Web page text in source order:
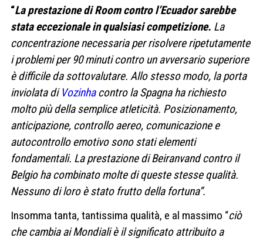
“La prestazione di Room contro l’Ecuador sarebbe
stata eccezionale in qualsiasi competizione. La
concentrazione necessaria per risolvere ripetutamente
i problemi per 90 minuti contro un avversario superiore
è difficile da sottovalutare. Allo stesso modo, la porta
inviolata diVozinhacontro la Spagna ha richiesto
molto più della semplice atleticità. Posizionamento,
anticipazione, controllo aereo, comunicazione e
autocontrollo emotivo sono stati elementi
fondamentali. La prestazione di Beiranvand contro il
Belgio ha combinato molte di queste stesse qualità.
Nessuno di loro è stato frutto della fortuna”.
Insomma tanta, tantissima qualità, e al massimo “ciò
che cambia ai Mondiali è il significato attribuito a